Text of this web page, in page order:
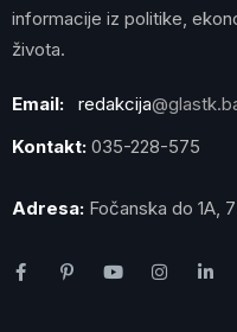
informacije iz politike,
života.
Email: redakcija
Kontakt: 035-228-575
Adresa: Fočanska do 1A,